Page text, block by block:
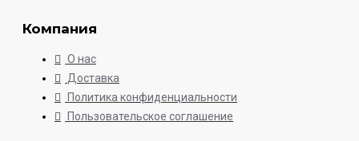
Компания
О нас
Доставка
Политика конфиденциальности
Пользовательское соглашение